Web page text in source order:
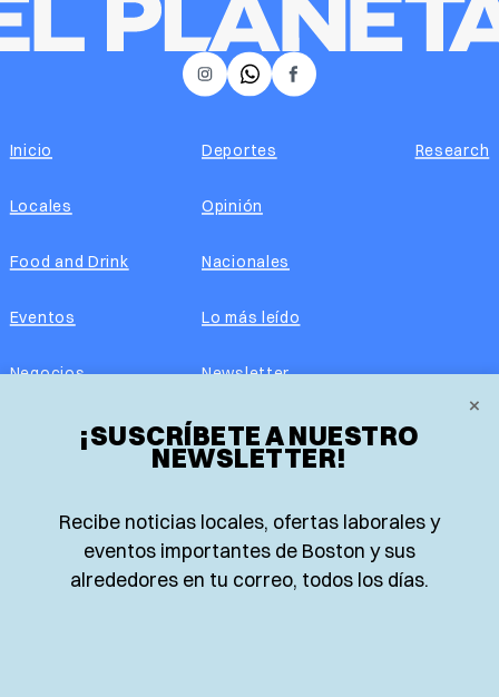
×
¡SUSCRÍBETE A NUESTRO
NEWSLETTER!
Recibe noticias locales, ofertas laborales y
eventos importantes de Boston y sus
alrededores en tu correo, todos los días.
𝕏 Facebook
Instagram
Inicio
Locales
Food and Drink
Eventos
Negocios
Real Estate
Guía de Recursos
Deportes
Opinión
Nacionales
Lo más leído
Newsletter
Edición impresa
Advertise with us
Research